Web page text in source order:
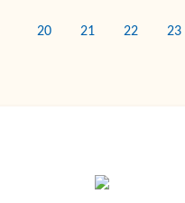
20 21 22 23